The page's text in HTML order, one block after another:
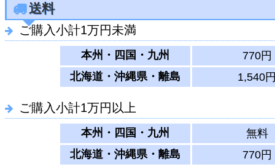
送料
ご購入小計1万円未満
本州・四国・九州
770円
北海道・沖縄県・離島
1,540
ご購入小計1万円以上
本州・四国・九州
無料
北海道・沖縄県・離島
770円